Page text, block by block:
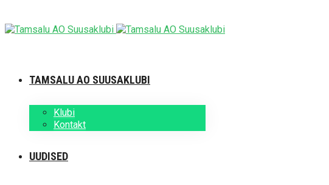
TAMSALU AO SUUSAKLUBI
Klubi
Kontakt
UUDISED